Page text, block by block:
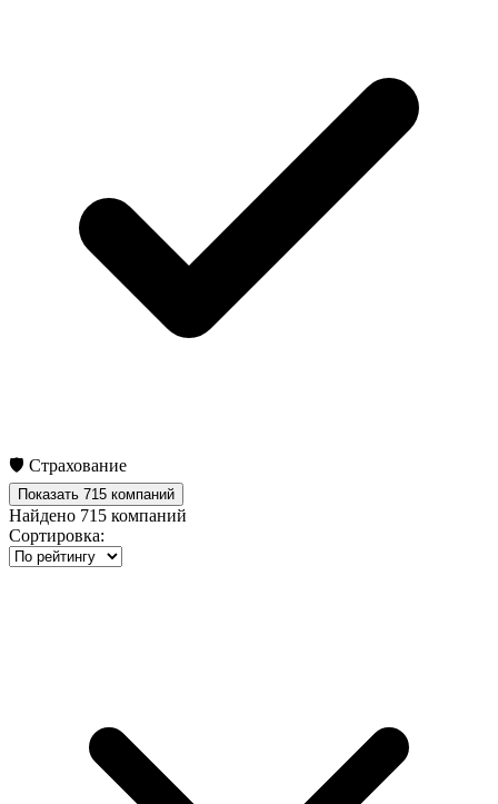
🛡️ Страхование
Показать 715 компаний
Найдено 715 компаний
Сортировка: